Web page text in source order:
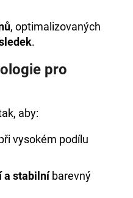
, optimalizovaných
.
pro
aby:
vysokém podílu
a stabilníbarevný